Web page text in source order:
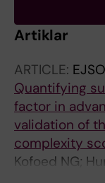
Artiklar
ARTICLE:
Quantifying
factor in
validation of
complexity
Kofoed NG;